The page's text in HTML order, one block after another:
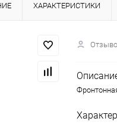
ХАРАКТЕРИСТИКИ